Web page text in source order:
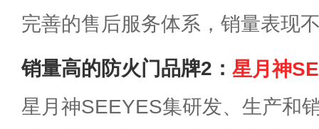
完善的售后服务体系，销量表现
销量高的防火门品牌2： 星月神
星月神SEEYES集研发、生产和